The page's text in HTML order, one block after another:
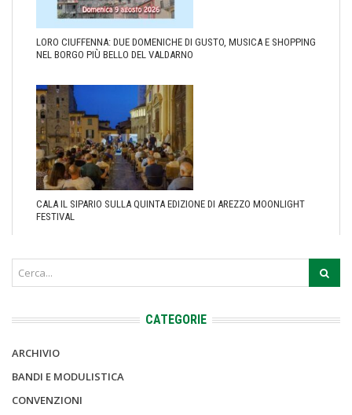
LORO CIUFFENNA: DUE DOMENICHE DI GUSTO, MUSICA E SHOPPING
NEL BORGO PIÙ BELLO DEL VALDARNO
CALA IL SIPARIO SULLA QUINTA EDIZIONE DI AREZZO MOONLIGHT
FESTIVAL
CATEGORIE
ARCHIVIO
BANDI E MODULISTICA
CONVENZIONI